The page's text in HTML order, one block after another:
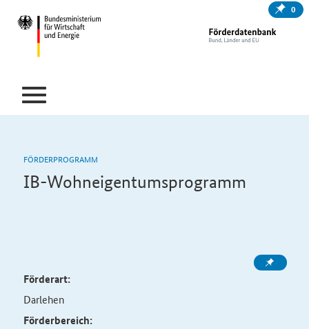
0
FÖRDERPROGRAMM
IB-Wohneigentumsprogramm
Förderart:
Darlehen
Förderbereich: